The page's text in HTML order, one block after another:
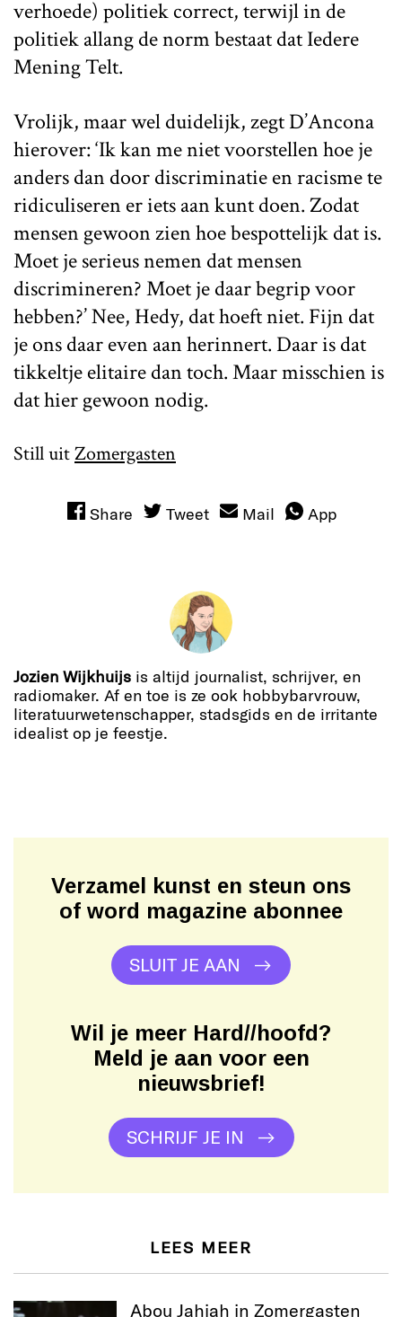
verhoede) politiek correct, terwijl in de
politiek allang de norm bestaat dat Iedere
Mening Telt.
Vrolijk, maar wel duidelijk, zegt D’Ancona
hierover: ‘Ik kan me niet voorstellen hoe je
anders dan door discriminatie en racisme te
ridiculiseren er iets aan kunt doen. Zodat
mensen gewoon zien hoe bespottelijk dat is.
Moet je serieus nemen dat mensen
discrimineren? Moet je daar begrip voor
hebben?’ Nee, Hedy, dat hoeft niet. Fijn dat
je ons daar even aan herinnert. Daar is dat
tikkeltje elitaire dan toch. Maar misschien is
dat hier gewoon nodig.
Still uitZomergasten
Share Tweet Mail App
Jozien Wijkhuijs is altijd journalist, schrijver, en
radiomaker. Af en toe is ze ook hobbybarvrouw,
literatuurwetenschapper, stadsgids en de irritante
idealist op je feestje.
Verzamel kunst en steun ons
of word magazine abonnee
SLUIT JE AAN
Wil je meer Hard//hoofd?
Meld je aan voor een
nieuwsbrief!
SCHRIJF JE IN
LEES MEER
Abou Jahjah in Zomergasten